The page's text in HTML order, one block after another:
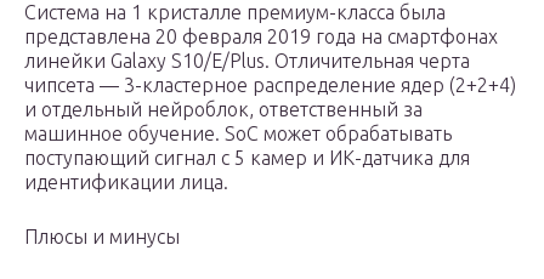
Система на 1 кристалле премиум-класса была
представлена 20 февраля 2019 года на смартфонах
линейки Galaxy S10/E/Plus. Отличительная черта
чипсета — 3-кластерное распределение ядер (2+2+4)
и отдельный нейроблок, ответственный за
машинное обучение. SoC может обрабатывать
поступающий сигнал с 5 камер и ИК-датчика для
идентификации лица.
Плюсы и минусы